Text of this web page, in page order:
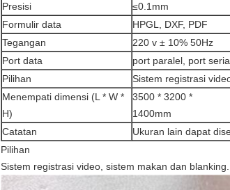
Presisi
≤0.1mm
Formulir data
HPGL, DXF, PDF
Tegangan
220 v ± 10% 50Hz
Port data
port paralel, port
Pilihan
Sistem registrasi
Menempati dimensi (L * W *
H)
3500 * 3200 *
1400mm
Catatan
Ukuran lain dapat
Pilihan
Sistem registrasi video, sistem makan dan blanking.